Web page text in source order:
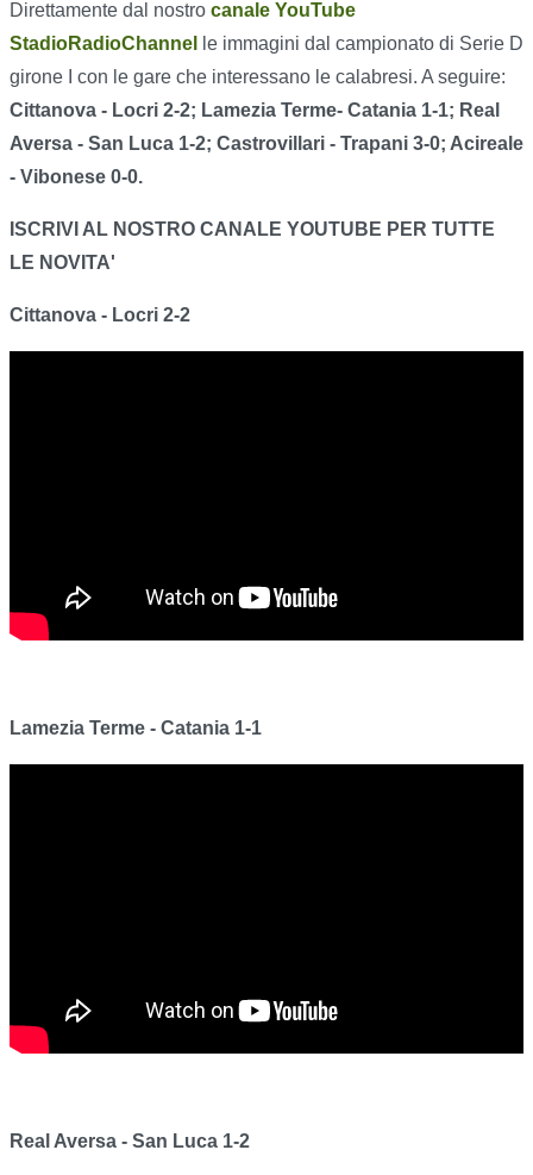
Direttamente dal nostro canale YouTube
StadioRadioChannel
le immagini dal campionato di Serie D
girone I con le gare che interessano le calabresi. A seguire:
Cittanova - Locri 2-2; Lamezia Terme- Catania 1-1; Real
Aversa - San Luca 1-2; Castrovillari - Trapani 3-0; Acireale
- Vibonese 0-0.
ISCRIVI AL NOSTRO CANALE YOUTUBE PER TUTTE
LE NOVITA'
Cittanova - Locri 2-2
Lamezia Terme - Catania 1-1
Real Aversa - San Luca 1-2